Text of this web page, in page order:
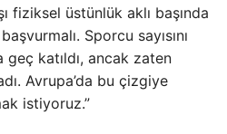
fiziksel üstünlük aklı başında
Sporcu sayısını
geç katıldı, ancak zaten
Avrupa’da bu çizgiye
istiyoruz.”